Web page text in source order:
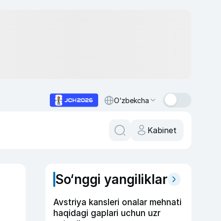
O‘zbekcha
Kabinet
So‘nggi yangiliklar
Avstriya kansleri onalar mehnati
haqidagi gaplari uchun uzr